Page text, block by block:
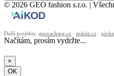
© 2026 GEO fashion s.r.o. |
Další projekty: geocaching.cz · mikisi.cz ·
Načítám, prosím vydržte...
×
OK